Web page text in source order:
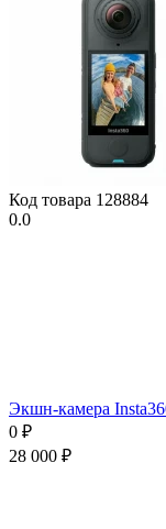
Код товара 128884
0.0
Экшн-камера
0 ₽
28 000 ₽